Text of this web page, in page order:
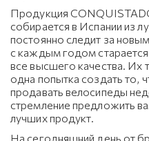
Продукция
собирается в Испании из
постоянно следит за
с каждым годом
все высшего качества. Их
одна попытка создать то,
продавать велосипеды
стремление предложить
лучших продукт.
На сегодняшний день от